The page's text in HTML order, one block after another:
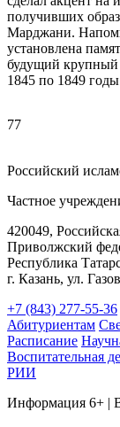
получивших
Марджани.
установлена
будущий крупный
1845 по 1849
77
Российский
Частное
420049,
Приволжский
Республика
г. Казань, ул.
+7 (843) 277-55-36
Абитуриентам
Расписание
Воспитательная
РИИ
Информация 6+ |